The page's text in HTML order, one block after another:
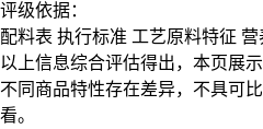
评级依据：
配料表 执行标准 工艺原料特征 营
以上信息综合评估得出，本页展示
不同商品特性存在差异，不具可
看。